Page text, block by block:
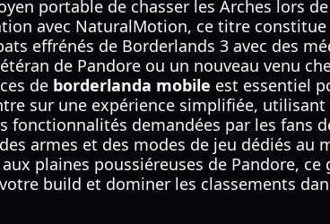
portable de chasser les Arches lors
avec NaturalMotion, ce titre
effrénés de Borderlands 3 avec des
de Pandore ou un nouveau venu
de borderlanda mobile est essentiel
sur une expérience simplifiée, utilisant
demandées par les fans
armes et des modes de jeu dédiés au
plaines poussiéreuses de Pandore,
build et dominer les classements